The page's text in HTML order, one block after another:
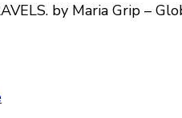
by Maria Grip –